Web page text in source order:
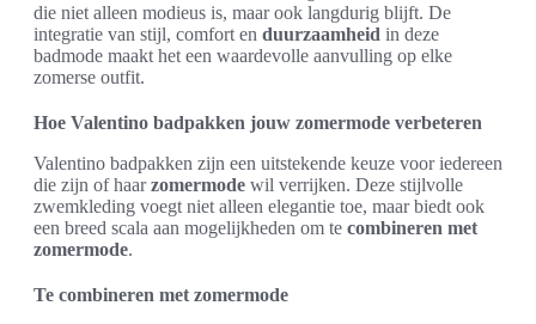
die niet alleen modieus is, maar ook langdurig blijft. De
integratie van stijl, comfort en duurzaamheid in deze
badmode maakt het een waardevolle aanvulling op elke
zomerse outfit.
Hoe Valentino badpakken jouw zomermode verbeteren
Valentino badpakken zijn een uitstekende keuze voor iedereen
die zijn of haarzomermode wil verrijken. Deze stijlvolle
zwemkleding voegt niet alleen elegantie toe, maar biedt ook
een breed scala aan mogelijkheden om te combineren met
zomermode.
Te combineren met zomermode